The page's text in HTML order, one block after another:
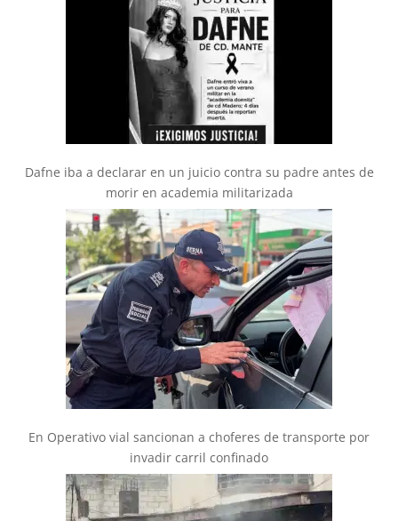
Dafne iba a declarar en un juicio contra su padre antes de
morir en academia militarizada
En Operativo vial sancionan a choferes de transporte por
invadir carril confinado